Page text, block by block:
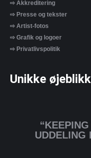
⇨ Akkreditering
⇨ Presse og tekster
⇨ Artist-fotos
⇨ Grafik og logoer
⇨ Privatlivspolitik
Unikke
UDDELING